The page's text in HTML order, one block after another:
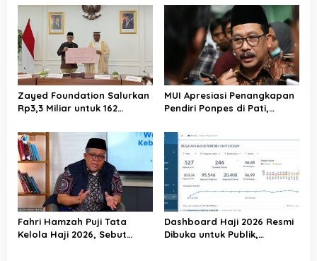
Penghormatan atas
Amanah yang Tetap
Ditunaikan
Kami Tunggu Arahan Pusat
Zayed Foundation Salurkan
Rp3,3 Miliar untuk 162
Perkuat Kerja Sama Haji RI–
UEA
MUI Apresiasi Penangkapan
Pendiri Ponpes di Pati,
bagi Perusak Akhlak
Pesantren
Fahri Hamzah Puji Tata
Kelola Haji 2026, Sebut
Dashboard Haji 2026 Resmi
Dibuka untuk Publik,